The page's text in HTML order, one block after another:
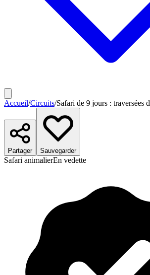
Accueil/Circuits/Safari de 9 jours : traversées
Partager Sauvegarder
Safari animalierEn vedette